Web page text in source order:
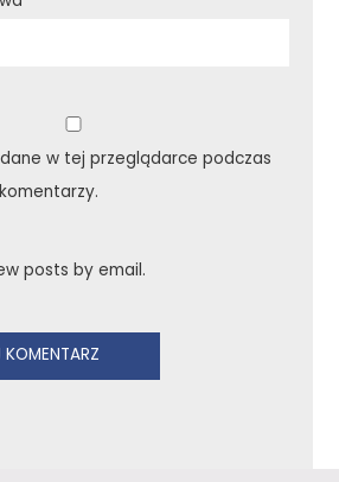
w tej przeglądarce podczas
posts by email.